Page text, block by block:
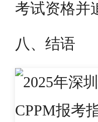
考试资格并
八、结语